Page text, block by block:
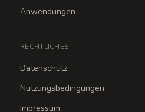
Anwendungen
RECHTLICHES
Datenschutz
Nutzungsbedingungen
Impressum